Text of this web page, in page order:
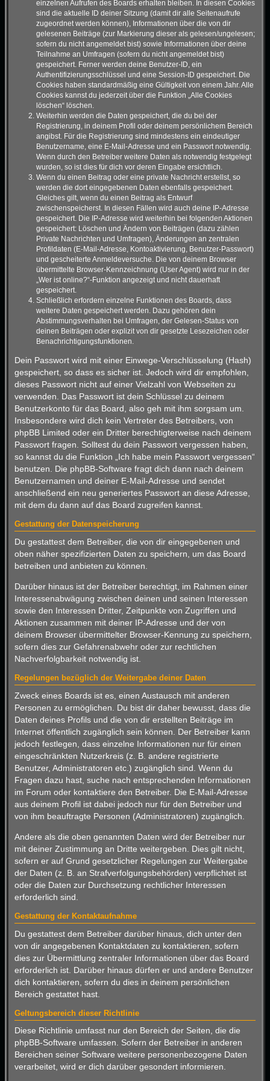
einzelnen Aufrufen des Boards erhalten bleiben. In diesen Cookies
sind die aktuelle ID deiner Sitzung (damit dir alle Seitenaufrufe
zugeordnet werden können), Informationen über die von dir
gelesenen Beiträge (zur Markierung dieser als gelesen/ungelesen;
sofern du nicht angemeldet bist) sowie Informationen über deine
Teilnahme an Umfragen (sofern du nicht angemeldet bist)
gespeichert. Ferner werden deine Benutzer-ID, ein
Authentifizierungsschlüssel und eine Session-ID gespeichert. Die
Cookies haben standardmäßig eine Gültigkeit von einem Jahr. Alle
Cookies kannst du jederzeit über die Funktion „Alle Cookies
löschen“ löschen.
Weiterhin werden die Daten gespeichert, die du bei der
Registrierung, in deinem Profil oder deinem persönlichem Bereich
angibst. Für die Registrierung sind mindestens ein eindeutiger
Benutzername, eine E-Mail-Adresse und ein Passwort notwendig.
Wenn durch den Betreiber weitere Daten als notwendig festgelegt
wurden, so ist dies für dich vor deren Eingabe ersichtlich.
Wenn du einen Beitrag oder eine private Nachricht erstellst, so
werden die dort eingegebenen Daten ebenfalls gespeichert.
Gleiches gilt, wenn du einen Beitrag als Entwurf
zwischenspeicherst. In diesen Fällen wird auch deine IP-Adresse
gespeichert. Die IP-Adresse wird weiterhin bei folgenden Aktionen
gespeichert: Löschen und Ändern von Beiträgen (dazu zählen
Private Nachrichten und Umfragen), Änderungen an zentralen
Profildaten (E-Mail-Adresse, Kontoaktivierung, Benutzer-Passwort)
und gescheiterte Anmeldeversuche. Die von deinem Browser
übermittelte Browser-Kennzeichnung (User Agent) wird nur in der
„Wer ist online?“-Funktion angezeigt und nicht dauerhaft
gespeichert.
Schließlich erfordern einzelne Funktionen des Boards, dass
weitere Daten gespeichert werden. Dazu gehören dein
Abstimmungsverhalten bei Umfragen, der Gelesen-Status von
deinen Beiträgen oder explizit von dir gesetzte Lesezeichen oder
Benachrichtigungsfunktionen.
Dein Passwort wird mit einer Einwege-Verschlüsselung (Hash)
gespeichert, so dass es sicher ist. Jedoch wird dir empfohlen,
dieses Passwort nicht auf einer Vielzahl von Webseiten zu
verwenden. Das Passwort ist dein Schlüssel zu deinem
Benutzerkonto für das Board, also geh mit ihm sorgsam um.
Insbesondere wird dich kein Vertreter des Betreibers, von
phpBB Limited oder ein Dritter berechtigterweise nach deinem
Passwort fragen. Solltest du dein Passwort vergessen haben,
so kannst du die Funktion „Ich habe mein Passwort vergessen“
benutzen. Die phpBB-Software fragt dich dann nach deinem
Benutzernamen und deiner E-Mail-Adresse und sendet
anschließend ein neu generiertes Passwort an diese Adresse,
mit dem du dann auf das Board zugreifen kannst.
Gestattung der Datenspeicherung
Du gestattest dem Betreiber, die von dir eingegebenen und
oben näher spezifizierten Daten zu speichern, um das Board
betreiben und anbieten zu können.
Darüber hinaus ist der Betreiber berechtigt, im Rahmen einer
Interessenabwägung zwischen deinen und seinen Interessen
sowie den Interessen Dritter, Zeitpunkte von Zugriffen und
Aktionen zusammen mit deiner IP-Adresse und der von
deinem Browser übermittelter Browser-Kennung zu speichern,
sofern dies zur Gefahrenabwehr oder zur rechtlichen
Nachverfolgbarkeit notwendig ist.
Regelungen bezüglich der Weitergabe deiner Daten
Zweck eines Boards ist es, einen Austausch mit anderen
Personen zu ermöglichen. Du bist dir daher bewusst, dass die
Daten deines Profils und die von dir erstellten Beiträge im
Internet öffentlich zugänglich sein können. Der Betreiber kann
jedoch festlegen, dass einzelne Informationen nur für einen
eingeschränkten Nutzerkreis (z. B. andere registrierte
Benutzer, Administratoren etc.) zugänglich sind. Wenn du
Fragen dazu hast, suche nach entsprechenden Informationen
im Forum oder kontaktiere den Betreiber. Die E-Mail-Adresse
aus deinem Profil ist dabei jedoch nur für den Betreiber und
von ihm beauftragte Personen (Administratoren) zugänglich.
Andere als die oben genannten Daten wird der Betreiber nur
mit deiner Zustimmung an Dritte weitergeben. Dies gilt nicht,
sofern er auf Grund gesetzlicher Regelungen zur Weitergabe
der Daten (z. B. an Strafverfolgungsbehörden) verpflichtet ist
oder die Daten zur Durchsetzung rechtlicher Interessen
erforderlich sind.
Gestattung der Kontaktaufnahme
Du gestattest dem Betreiber darüber hinaus, dich unter den
von dir angegebenen Kontaktdaten zu kontaktieren, sofern
dies zur Übermittlung zentraler Informationen über das Board
erforderlich ist. Darüber hinaus dürfen er und andere Benutzer
dich kontaktieren, sofern du dies in deinem persönlichen
Bereich gestattet hast.
Geltungsbereich dieser Richtlinie
Diese Richtlinie umfasst nur den Bereich der Seiten, die die
phpBB-Software umfassen. Sofern der Betreiber in anderen
Bereichen seiner Software weitere personenbezogene Daten
verarbeitet, wird er dich darüber gesondert informieren.